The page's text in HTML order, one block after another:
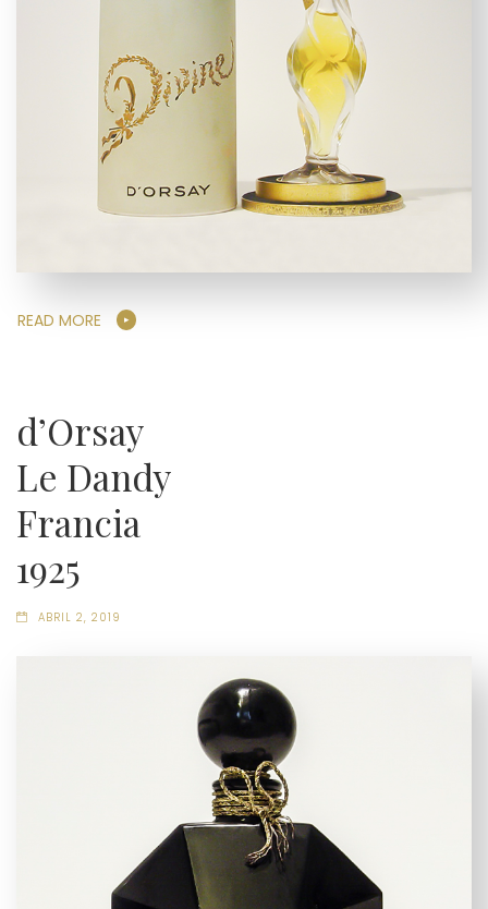
READ MORE
d’Orsay
Le Dandy
Francia
1925
ABRIL 2, 2019